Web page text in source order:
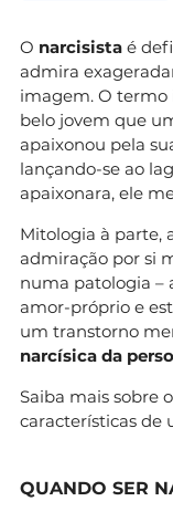
O narcisista é
admira
imagem. O termo
belo jovem que
apaixonou pela
lançando-se ao
apaixonara, ele
Mitologia à parte,
admiração por si
numa patologia –
amor-próprio e
um transtorno
narcísica da
Saiba mais sobre
características de
QUANDO SER